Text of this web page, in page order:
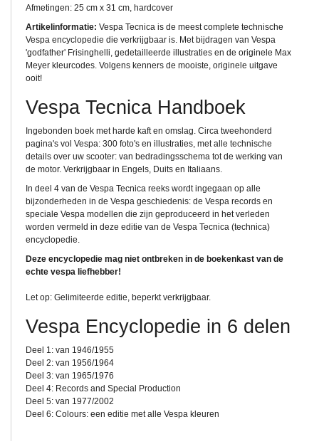
Afmetingen: 25 cm x 31 cm, hardcover
Artikelinformatie: Vespa Tecnica is de meest complete technische
Vespa encyclopedie die verkrijgbaar is. Met bijdragen van Vespa
'godfather' Frisinghelli, gedetailleerde illustraties en de originele Max
Meyer kleurcodes. Volgens kenners de mooiste, originele uitgave
ooit!
Vespa Tecnica Handboek
Ingebonden boek met harde kaft en omslag. Circa tweehonderd
pagina's vol Vespa: 300 foto's en illustraties, met alle technische
details over uw scooter: van bedradingsschema tot de werking van
de motor. Verkrijgbaar in Engels, Duits en Italiaans.
In deel 4 van de Vespa Tecnica reeks wordt ingegaan op alle
bijzonderheden in de Vespa geschiedenis: de Vespa records en
speciale Vespa modellen die zijn geproduceerd in het verleden
worden vermeld in deze editie van de Vespa Tecnica (technica)
encyclopedie.
Deze encyclopedie mag niet ontbreken in de boekenkast van de
echte vespa liefhebber!
Let op: Gelimiteerde editie, beperkt verkrijgbaar.
Vespa Encyclopedie in 6 delen
Deel 1: van 1946/1955
Deel 2: van 1956/1964
Deel 3: van 1965/1976
Deel 4: Records and Special Production
Deel 5: van 1977/2002
Deel 6: Colours: een editie met alle Vespa kleuren